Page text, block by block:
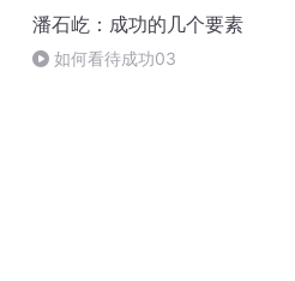
潘石屹：成功的几个要素
如何看待成功03